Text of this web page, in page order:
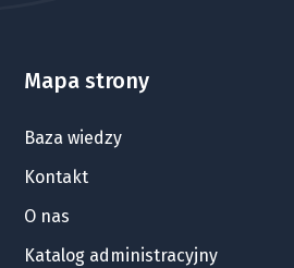
Mapa strony
Baza wiedzy
Kontakt
O nas
Katalog administracyjny